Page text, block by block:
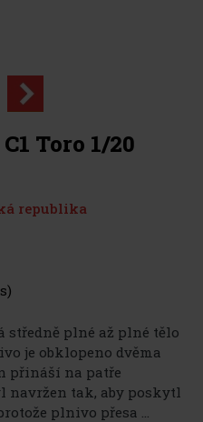
Toro 1/20
republika
středně plné až plné tělo
je obklopeno dvěma
přináší na patře
navržen tak, aby poskytl
plnivo přesa ...